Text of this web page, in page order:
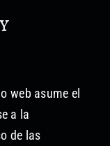
web asume el
a la
de las